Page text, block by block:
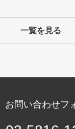
一覧を見る
お問い合わせフ